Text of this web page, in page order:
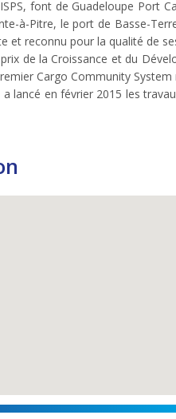
font de Guadeloupe Port
à-Pitre, le port de Basse-
et reconnu pour la qualité de
de la Croissance et du
Cargo Community System
lancé en février 2015 les